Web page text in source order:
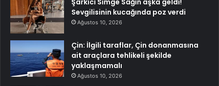
Sevgilisinin kucağında poz verdi
Ağustos 10, 2026
Çin: İlgili taraflar, Çin donanmasına
ait araçlara tehlikeli şekilde
yaklaşmamalı
Ağustos 10, 2026